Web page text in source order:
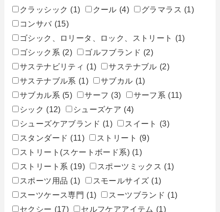
クラッシック (1) クール (4) グラマラス (1)
コンサバ (15)
ゴシック、ロリータ、ロック、ストリート
(1)
ゴシック系 (2) ゴルフブランド (2)
サステナビリティ (1) サステナブル (2)
サステナブル系 (1) サブカル (1)
サブカル系 (5) サーフ (3) サーフ系 (11)
シック (12) シューズケア (4)
シューズケアブランド (1) スイート
(3)
スタンダード (11) ストリート (9)
ストリート(スケートボード系) (1)
ストリート系 (19) スポーツミックス (1)
スポーツ用品 (1) スモールサイズ (1)
スーツケース専門 (1) スーツブランド (1)
セクシー (17) セルフケアアイテム (1)